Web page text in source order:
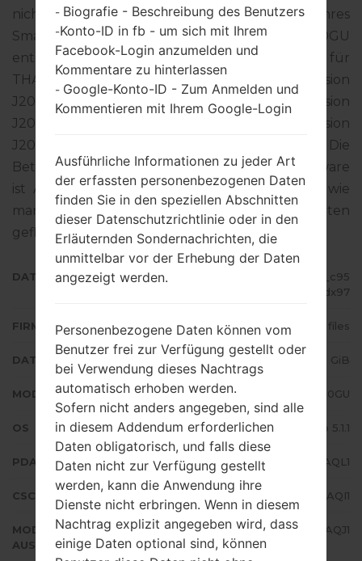
nicht zu überprüfen, ob die Modellnummer Ihres
Smartphones dem angegebenen SM-J200GU
entspricht. Der Firmware-Code CAM ist für
THAILAND. Das Produkt wird mit der PDA-Version
J200GUDXU3AQL1 und CSC-Version
J200GUOLB3AQI1, MODEM-Version
J200GUDXU3AQJ1 geliefert. Die
Betriebssystemversion der angegebenen Firmware
ist Android Lollipop 5.1.1. Detalierte Anleitung, wie
man die Standart - Firmware auf Samsung-Geräten
geflascht wird, gibt es hier
DATEINAME
SM-J200GU_1_20180108123253_c95
abvdx97
FIRMWARE TYP 4 files
DATEIGRÖSSE 1.03 GiB
MODELL Samsung SM-J200GU
OS Android Lollipop 5.1.1
PDA/AP AUSFÜHRUNG J200GUDXU3AQL1
CSC AUSFÜHRUNG J200GUOLB3AQI1
MODEM/CP
AUSFÜHRUNG
J200GUDXU3AQJ1
- Biografie - Beschreibung des Benutzers
-Konto-ID in fb - um sich mit Ihrem
Facebook-Login anzumelden und
Kommentare zu hinterlassen
- Google-Konto-ID - Zum Anmelden und
Kommentieren mit Ihrem Google-Login
Ausführliche Informationen zu jeder Art
der erfassten personenbezogenen Daten
finden Sie in den speziellen Abschnitten
dieser Datenschutzrichtlinie oder in den
Erläuternden Sondernachrichten, die
unmittelbar vor der Erhebung der Daten
angezeigt werden.
Personenbezogene Daten können vom
Benutzer frei zur Verfügung gestellt oder
bei Verwendung dieses Nachtrags
automatisch erhoben werden.
Sofern nicht anders angegeben, sind alle
in diesem Addendum erforderlichen
Daten obligatorisch, und falls diese
Daten nicht zur Verfügung gestellt
werden, kann die Anwendung ihre
Dienste nicht erbringen. Wenn in diesem
Nachtrag explizit angegeben wird, dass
einige Daten optional sind, können